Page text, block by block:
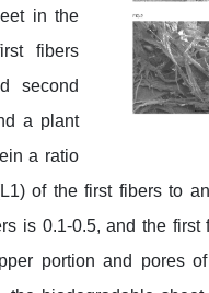
in the
fibers
second
a plant
a ratio
of the first fibers to
is 0.1-0.5, and the first
portion and pores